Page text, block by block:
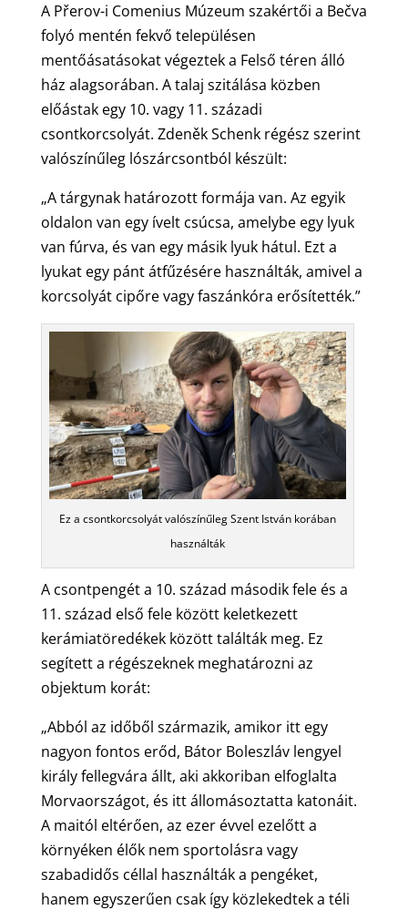
A Přerov-i Comenius Múzeum szakértői a Bečva
folyó mentén fekvő településen
mentőásatásokat végeztek a Felső téren álló
ház alagsorában. A talaj szitálása közben
előástak egy 10. vagy 11. századi
csontkorcsolyát. Zdeněk Schenk régész szerint
valószínűleg lószárcsontból készült:
„A tárgynak határozott formája van. Az egyik
oldalon van egy ívelt csúcsa, amelybe egy lyuk
van fúrva, és van egy másik lyuk hátul. Ezt a
lyukat egy pánt átfűzésére használták, amivel a
korcsolyát cipőre vagy faszánkóra erősítették.”
Ez a csontkorcsolyát valószínűleg Szent István korában
használták
A csontpengét a 10. század második fele és a
11. század első fele között keletkezett
kerámiatöredékek között találták meg. Ez
segített a régészeknek meghatározni az
objektum korát:
„Abból az időből származik, amikor itt egy
nagyon fontos erőd, Bátor Boleszláv lengyel
király fellegvára állt, aki akkoriban elfoglalta
Morvaországot, és itt állomásoztatta katonáit.
A maitól eltérően, az ezer évvel ezelőtt a
környéken élők nem sportolásra vagy
szabadidős céllal használták a pengéket,
hanem egyszerűen csak így közlekedtek a téli